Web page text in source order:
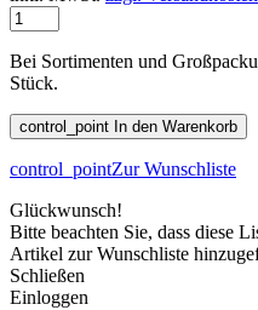
Bei Sortimenten und
Stück.
control_point In den Warenkorb
control_pointZur Wunschliste
Glückwunsch!
Bitte beachten Sie, dass diese
Artikel zur Wunschliste
Schließen
Einloggen